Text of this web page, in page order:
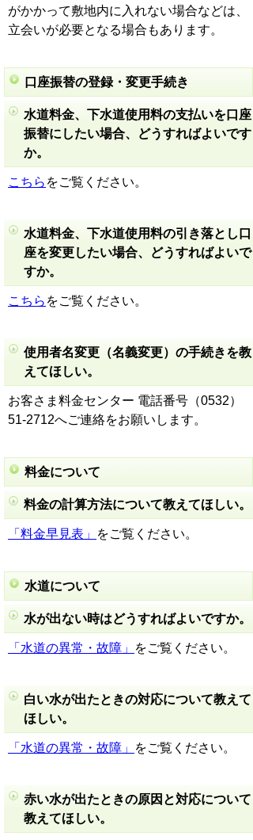
がかかって敷地内に入れない場合などは、
立会いが必要となる場合もあります。
口座振替の登録・変更手続き
水道料金、下水道使用料の支払いを口座
振替にしたい場合、どうすればよいです
か。
こちら をご覧ください。
水道料金、下水道使用料の引き落とし口
座を変更したい場合、どうすればよいで
すか。
こちら をご覧ください。
使用者名変更（名義変更）の手続きを教
えてほしい。
お客さま料金センター 電話番号（0532）
51-2712へご連絡をお願いします。
料金について
料金の計算方法について教えてほしい。
「料金早見表」 をご覧ください。
水道について
水が出ない時はどうすればよいですか。
「水道の異常・故障」 をご覧ください。
白い水が出たときの対応について教えて
ほしい。
「水道の異常・故障」 をご覧ください。
赤い水が出たときの原因と対応について
教えてほしい。